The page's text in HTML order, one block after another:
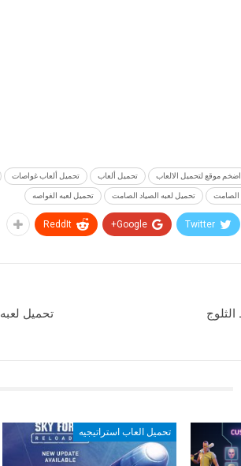
اضخم موقع لتحميل الالعاب تحميل ألعاب تحميل ألعاب غواصات
تحميل لعبه الصياد الصامت تحميل لعبه الغواصه
Twitter
Google+
ReddIt
تحميل لعبه New Super Mario Forever سوبر ماريو
تحميل العاب استراتيجيه